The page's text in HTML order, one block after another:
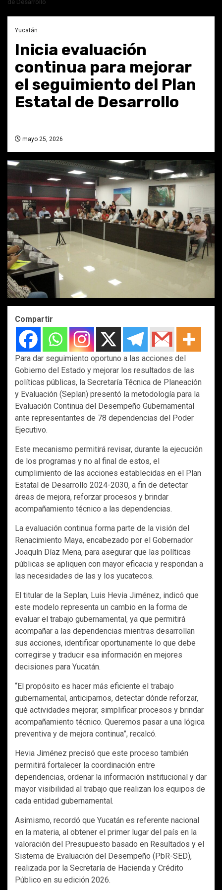
de Desarrollo
Yucatán
Inicia evaluación
continua para mejorar
el seguimiento del Plan
Estatal de Desarrollo
mayo 25, 2026
Compartir
Para dar seguimiento oportuno a las acciones del
Gobierno del Estado y mejorar los resultados de las
políticas públicas, la Secretaría Técnica de Planeación
y Evaluación (Seplan) presentó la metodología para la
Evaluación Continua del Desempeño Gubernamental
ante representantes de 78 dependencias del Poder
Ejecutivo.
Este mecanismo permitirá revisar, durante la ejecución
de los programas y no al final de estos, el
cumplimiento de las acciones establecidas en el Plan
Estatal de Desarrollo 2024-2030, a fin de detectar
áreas de mejora, reforzar procesos y brindar
acompañamiento técnico a las dependencias.
La evaluación continua forma parte de la visión del
Renacimiento Maya, encabezado por el Gobernador
Joaquín Díaz Mena, para asegurar que las políticas
públicas se apliquen con mayor eficacia y respondan a
las necesidades de las y los yucatecos.
El titular de la Seplan, Luis Hevia Jiménez, indicó que
este modelo representa un cambio en la forma de
evaluar el trabajo gubernamental, ya que permitirá
acompañar a las dependencias mientras desarrollan
sus acciones, identificar oportunamente lo que debe
corregirse y traducir esa información en mejores
decisiones para Yucatán.
“El propósito es hacer más eficiente el trabajo
gubernamental, anticiparnos, detectar dónde reforzar,
qué actividades mejorar, simplificar procesos y brindar
acompañamiento técnico. Queremos pasar a una lógica
preventiva y de mejora continua”, recalcó.
Hevia Jiménez precisó que este proceso también
permitirá fortalecer la coordinación entre
dependencias, ordenar la información institucional y dar
mayor visibilidad al trabajo que realizan los equipos de
cada entidad gubernamental.
Asimismo, recordó que Yucatán es referente nacional
en la materia, al obtener el primer lugar del país en la
valoración del Presupuesto basado en Resultados y el
Sistema de Evaluación del Desempeño (PbR-SED),
realizada por la Secretaría de Hacienda y Crédito
Público en su edición 2026.